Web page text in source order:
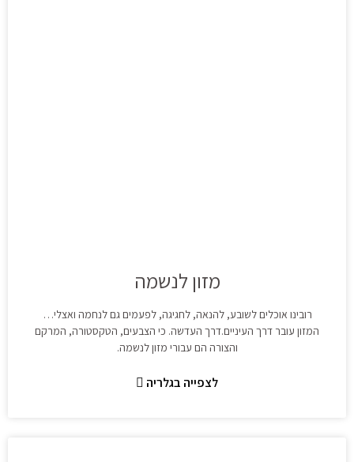
מזון לנשמה
רובינו אוכלים לשובע, להנאה, לחגיגה, לפעמים גם לנחמה ואצלי…
המזון עובר דרך העיניים.דרך העדשה. כי הצבעים, הטקסטורה, המרקם
והצורה הם עבורי מזון לנשמה.
לצפייה בגלריה